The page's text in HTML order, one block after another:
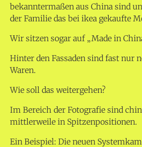
bekanntermaßen aus China sind
der Familie das bei ikea gekaufte
Wir sitzen sogar auf „Made in
Hinter den Fassaden sind fast nur
Waren.
Wie soll das weitergehen?
Im Bereich der Fotografie sind
mittlerweile in Spitzenpositionen.
Ein Beispiel: Die neuen